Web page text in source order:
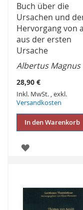
Buch über die
Ursachen und
Hervorgang von
aus der ersten
Ursache
Albertus Magnus
28,90 €
Inkl. MwSt. ,exkl.
Versandkosten
In den Warenkorb
ZUR